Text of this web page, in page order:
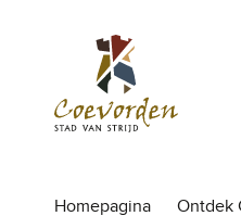
Stad
STAD VAN STRIJD
Homepagina Ontdek